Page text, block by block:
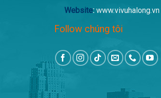
Website:www.vivuhalong.vn
Follow chúng tôi